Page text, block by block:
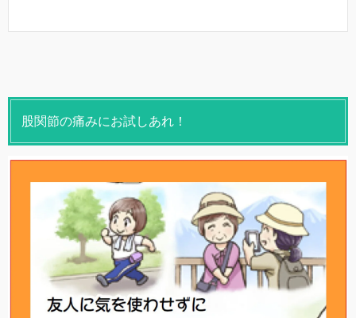
股関節の痛みにお試しあれ！